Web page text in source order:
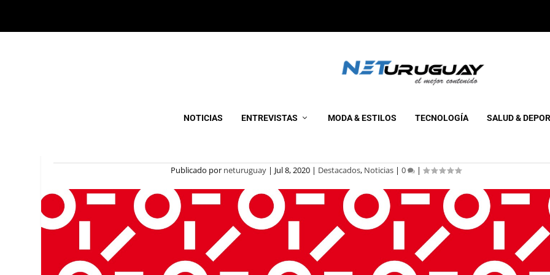
NOTICIAS ENTREVISTAS MODA & ESTILOS TECNOLOGÍA SALUD &
CLARO LANZA PROMOCIONES ESPECIALES PARA
Publicado por neturuguay | Jul 8, 2020 | Destacados, Noticias |0 |